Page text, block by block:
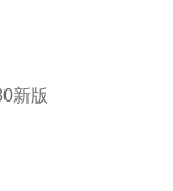
新版